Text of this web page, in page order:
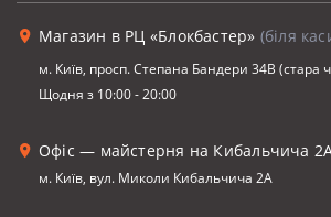
Магазин в РЦ «Блокбастер» (біля
м. Київ, просп. Степана Бандери 34В (стара
Щодня з 10:00 - 20:00
Офіс — майстерня на Кибальчича
м. Київ, вул. Миколи Кибальчича 2А